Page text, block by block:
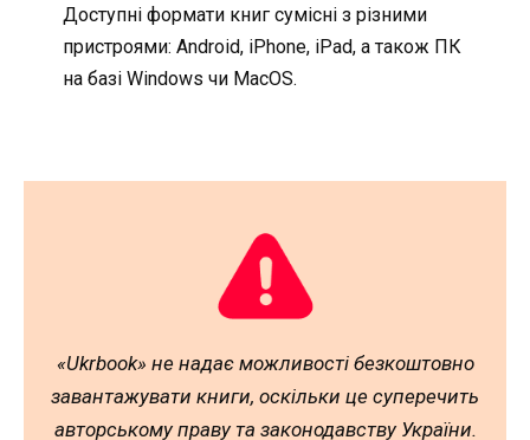
Доступні формати книг сумісні з різними
пристроями: Android, iPhone, iPad, а також ПК
на базі Windows чи MacOS.
«Ukrbook» не надає можливості безкоштовно
завантажувати книги, оскільки це суперечить
авторському праву та законодавству України.